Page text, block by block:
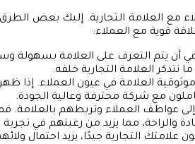
مع العلامة التجارية. إليك بعض
قوية مع العملاء:
في أن يتم التعرف على العلامة بسهولة
نتذكر العلامة التجارية خلفه.
موثوقية العلامة في عيون العملاء. إذا
مع شركة محترفة وعالية الجودة.
عواطف العملاء وتربطهم بالعلامة.
والراحة، مما يزيد من رغبتهم في
علامتك التجارية جيدًا، يزيد احتمال